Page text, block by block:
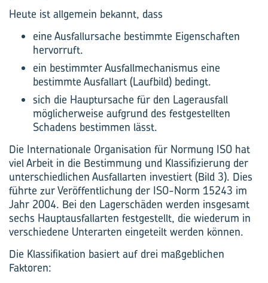
Heute ist allgemein bekannt, dass
eine Ausfallursache bestimmte Eigenschaften
hervorruft.
ein bestimmter Ausfallmechanismus eine
bestimmte Ausfallart (Laufbild) bedingt.
sich die Hauptursache für den Lagerausfall
möglicherweise aufgrund des festgestellten
Schadens bestimmen lässt.
Die Internationale Organisation für Normung ISO hat
viel Arbeit in die Bestimmung und Klassifizierung der
unterschiedlichen Ausfallarten investiert (Bild 3). Dies
führte zur Veröffentlichung der ISO-Norm 15243 im
Jahr 2004. Bei den Lagerschäden werden insgesamt
sechs Hauptausfallarten festgestellt, die wiederum in
verschiedene Unterarten eingeteilt werden können.
Die Klassifikation basiert auf drei maßgeblichen
Faktoren: